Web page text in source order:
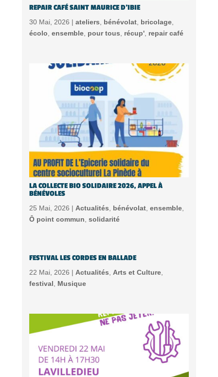
REPAIR CAFÉ SAINT MAURICE D’IBIE
30 Mai, 2026 | ateliers, bénévolat, bricolage,
écolo, ensemble, pour tous, récup', repair café
LA COLLECTE BIO SOLIDAIRE 2026, APPEL À
BÉNÉVOLES
25 Mai, 2026 | Actualités bénévolat, ensemble,
Ô point commun solidarité
FESTIVAL LES CORDES EN BALLADE
22 Mai, 2026 | Actualités Arts et Culture,
festival
Musique